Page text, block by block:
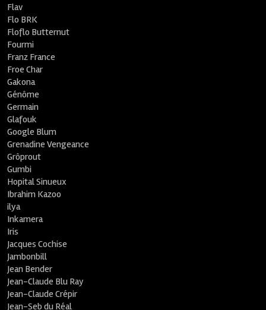
Flav
Flo BRK
Floflo Butternut
Fourmi
Franz France
Froe Char
Gakona
Génôme
Germain
Glafouk
Google Blum
Grenadine Vengeance
Grôprout
Gumbi
Hopital Sinueux
Ibrahim Kazoo
ilya
Inkamera
Iris
Jacques Cochise
Jambonbill
Jean Bender
Jean-Claude Blu Ray
Jean-Claude Crépir
Jean-Seb du Réal